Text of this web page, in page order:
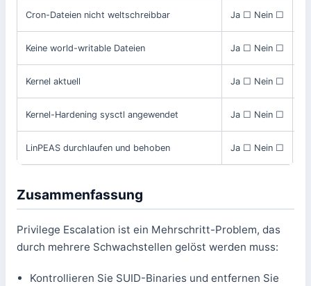
Cron-Dateien nicht weltschreibbar Ja ☐ Nein ☐
Keine world-writable Dateien Ja ☐ Nein ☐
Kernel aktuell Ja ☐ Nein ☐
Kernel-Hardening sysctl angewendet Ja ☐ Nein ☐
LinPEAS durchlaufen und behoben Ja ☐ Nein ☐
Zusammenfassung
Privilege Escalation ist ein Mehrschritt-Problem, das
durch mehrere Schwachstellen gelöst werden muss:
Kontrollieren Sie SUID-Binaries und entfernen Sie